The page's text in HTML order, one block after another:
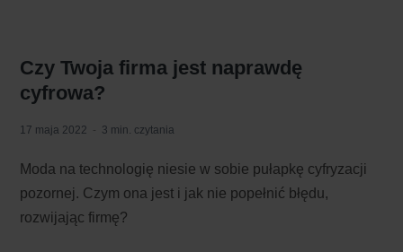
Czy Twoja firma jest naprawdę
cyfrowa?
17 maja 2022 3 min. czytania
Moda na technologię niesie w sobie pułapkę cyfryzacji
pozornej. Czym ona jest i jak nie popełnić błędu,
rozwijając firmę?